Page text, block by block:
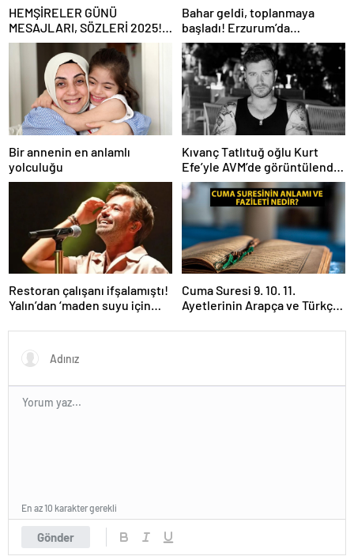
HEMŞİRELER GÜNÜ
MESAJLARI, SÖZLERİ 2025!
Sevgiliye, arkadaşa, eşe
anlamlı, resimli Hemşireler
Günü ile ilgili sözler…
Bahar geldi, toplanmaya
başladı! Erzurum’da
vatandaşlara zehirli mantar
uyarısı: Ölümcül olabilir
Bir annenin en anlamlı
yolculuğu
Kıvanç Tatlıtuğ oğlu Kurt
Efe’yle AVM’de görüntülendi!
“Birlikte geçirdiğimi her an..”
Restoran çalışanı ifşalamıştı!
Yalın’dan ‘maden suyu için
geldi: Eğer istemeden birini
kırmışsam…
Cuma Suresi 9. 10. 11.
Ayetlerinin Arapça ve Türkçe
Suresinin Anlamı ve Fazileti
Gönder
En az 10 karakter gerekli